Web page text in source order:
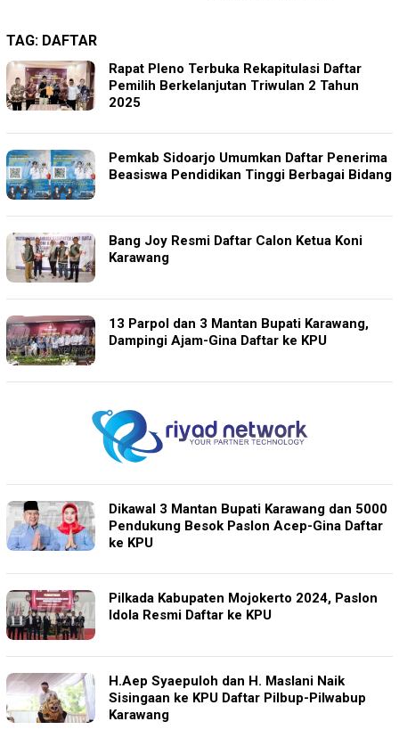
TAG: DAFTAR
Rapat Pleno Terbuka Rekapitulasi Daftar
Pemilih Berkelanjutan Triwulan 2 Tahun
2025
Pemkab Sidoarjo Umumkan Daftar Penerima
Beasiswa Pendidikan Tinggi Berbagai Bidang
Bang Joy Resmi Daftar Calon Ketua Koni
Karawang
13 Parpol dan 3 Mantan Bupati Karawang,
Dampingi Ajam-Gina Daftar ke KPU
Dikawal 3 Mantan Bupati Karawang dan 5000
Pendukung Besok Paslon Acep-Gina Daftar
ke KPU
Pilkada Kabupaten Mojokerto 2024, Paslon
Idola Resmi Daftar ke KPU
H.Aep Syaepuloh dan H. Maslani Naik
Sisingaan ke KPU Daftar Pilbup-Pilwabup
Karawang